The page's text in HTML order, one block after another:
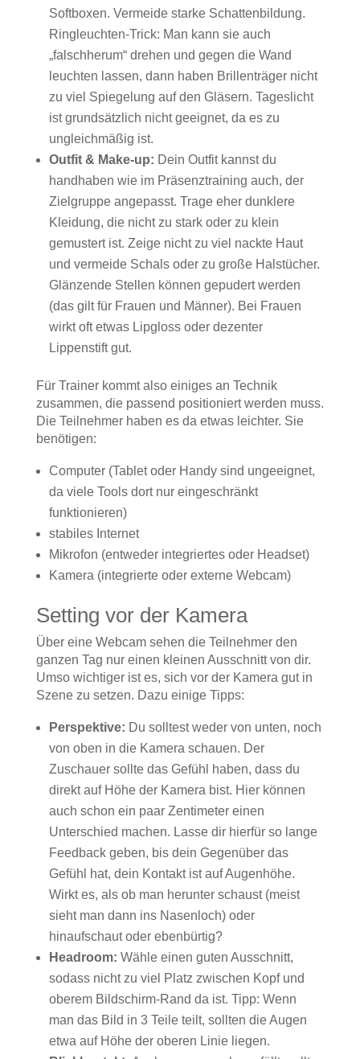
Softboxen. Vermeide starke Schattenbildung.
Ringleuchten-Trick: Man kann sie auch
„falschherum“ drehen und gegen die Wand
leuchten lassen, dann haben Brillenträger nicht
zu viel Spiegelung auf den Gläsern. Tageslicht
ist grundsätzlich nicht geeignet, da es zu
ungleichmäßig ist.
Outfit & Make-up: Dein Outfit kannst du
handhaben wie im Präsenztraining auch, der
Zielgruppe angepasst. Trage eher dunklere
Kleidung, die nicht zu stark oder zu klein
gemustert ist. Zeige nicht zu viel nackte Haut
und vermeide Schals oder zu große Halstücher.
Glänzende Stellen können gepudert werden
(das gilt für Frauen und Männer). Bei Frauen
wirkt oft etwas Lipgloss oder dezenter
Lippenstift gut.
Für Trainer kommt also einiges an Technik
zusammen, die passend positioniert werden muss.
Die Teilnehmer haben es da etwas leichter. Sie
benötigen:
Computer (Tablet oder Handy sind ungeeignet,
da viele Tools dort nur eingeschränkt
funktionieren)
stabiles Internet
Mikrofon (entweder integriertes oder Headset)
Kamera (integrierte oder externe Webcam)
Setting vor der Kamera
Über eine Webcam sehen die Teilnehmer den
ganzen Tag nur einen kleinen Ausschnitt von dir.
Umso wichtiger ist es, sich vor der Kamera gut in
Szene zu setzen. Dazu einige Tipps:
Perspektive: Du solltest weder von unten, noch
von oben in die Kamera schauen. Der
Zuschauer sollte das Gefühl haben, dass du
direkt auf Höhe der Kamera bist. Hier können
auch schon ein paar Zentimeter einen
Unterschied machen. Lasse dir hierfür so lange
Feedback geben, bis dein Gegenüber das
Gefühl hat, dein Kontakt ist auf Augenhöhe.
Wirkt es, als ob man herunter schaust (meist
sieht man dann ins Nasenloch) oder
hinaufschaut oder ebenbürtig?
Headroom: Wähle einen guten Ausschnitt,
sodass nicht zu viel Platz zwischen Kopf und
oberem Bildschirm-Rand da ist. Tipp: Wenn
man das Bild in 3 Teile teilt, sollten die Augen
etwa auf Höhe der oberen Linie liegen.